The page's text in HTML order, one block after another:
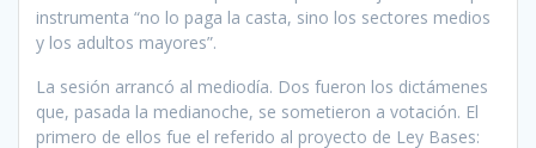
instrumenta “no lo paga la casta, sino los sectores medios
y los adultos mayores”.
La sesión arrancó al mediodía. Dos fueron los dictámenes
que, pasada la medianoche, se sometieron a votación. El
primero de ellos fue el referido al proyecto de Ley Bases: